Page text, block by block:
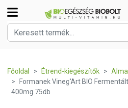
Főoldal Étrend-kiegészítők
Formanek Vineg'Art BIO
400mg 75db